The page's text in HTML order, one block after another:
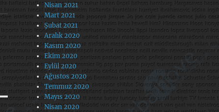
Nisan 2021
Mart 2021
Şubat 2021
Aralık 2020
Kasım 2020
Ekim 2020
Eylül 2020
Ağustos 2020
Temmuz 2020
Mayıs 2020
Nisan 2020